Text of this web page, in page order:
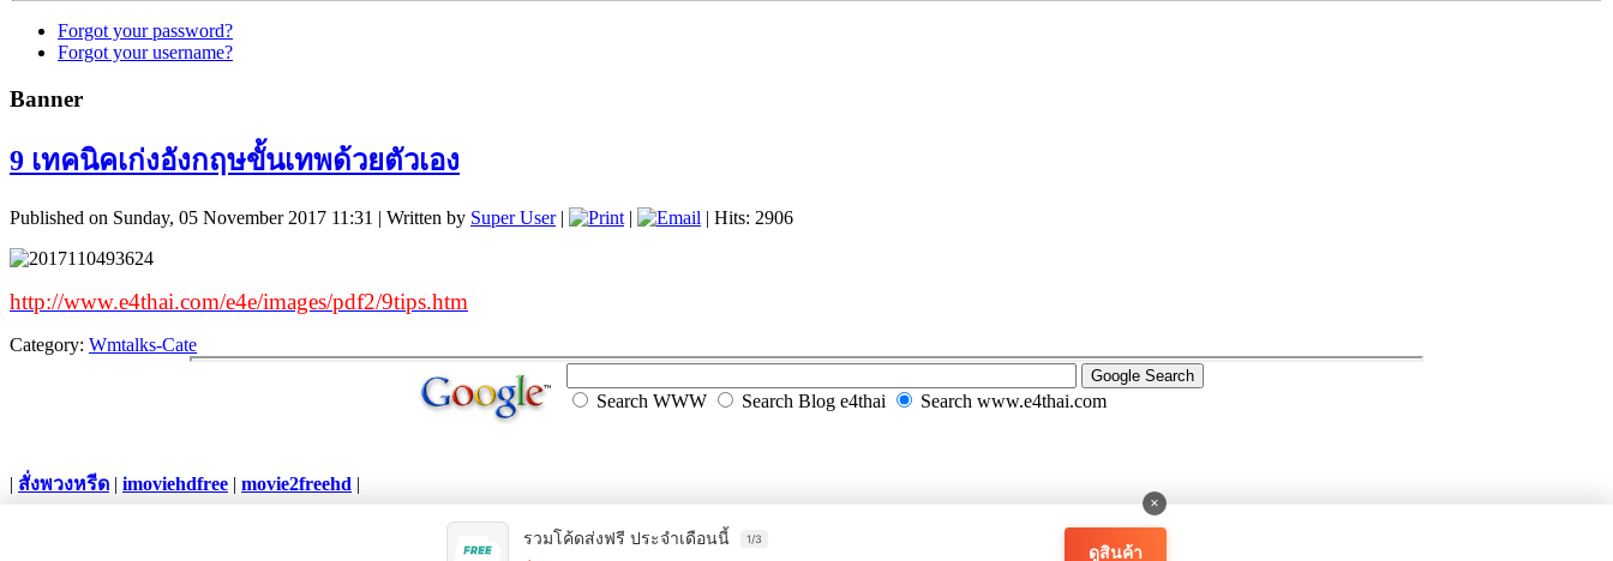
Forgot your password?
Forgot your username?
Banner
9 เทคนิคเก่งอังกฤษขั้นเทพด้วยตัวเอง
Published on Sunday, 05 November 2017 11:31 | Written by Super User| | | Hits: 2906
http://www.e4thai.com/e4e/images/pdf2/9tips.htm
Category: Wmtalks-Cate
Search WWW Search Blog e4thai Search www.e4thai.com
| สั่งพวงหรีด | imoviehdfree | movie2freehd |
×
รวมโค้ดส่งฟรี ประจำเดือนนี้ 1/3
ดูสินค้า